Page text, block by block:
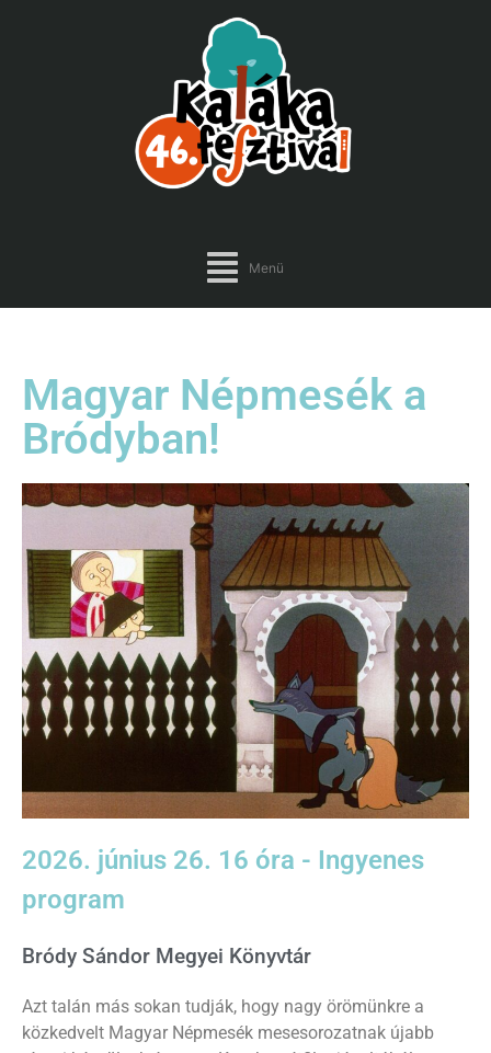
Menü
Magyar Népmesék a
Bródyban!
2026. június 26. 16 óra - Ingyenes
program
Bródy Sándor Megyei Könyvtár
Azt talán más sokan tudják, hogy nagy örömünkre a
közkedvelt Magyar Népmesék mesesorozatnak újabb